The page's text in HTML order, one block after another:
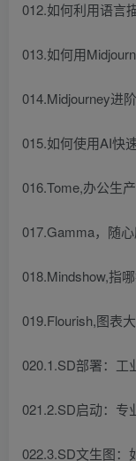
012.如何利用语言
013.如何用
014.Midjourney进
015.如何使用AI快
016.Tome,办公生
017.Gamma，随
018.Mindshow,指
019.Flourish,图表
020.1.SD部署：工
021.2.SD启动：专
022.3.SD文生图：